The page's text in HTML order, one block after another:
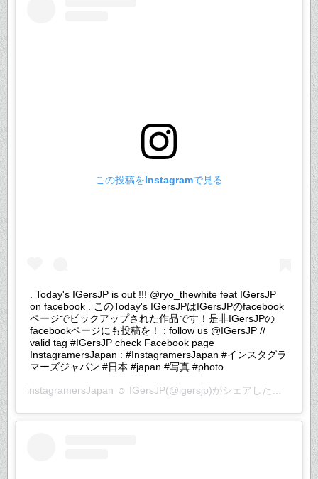
この投稿をInstagramで見る
. Today's IGersJP is out !!! @ryo_thewhite feat IGersJP
on facebook . このToday's IGersJPはIGersJPのfacebook
ページでピックアップされた作品です！是非IGersJPの
facebookページにも投稿を！ : follow us @IGersJP //
valid tag #IGersJP check Facebook page
InstagramersJapan : #InstagramersJapan #インスタグラ
マーズジャパン #日本 #japan #写真 #photo
instagramersJapan ☺︎ IGersJP(@igersjp)がシェアした投稿 –